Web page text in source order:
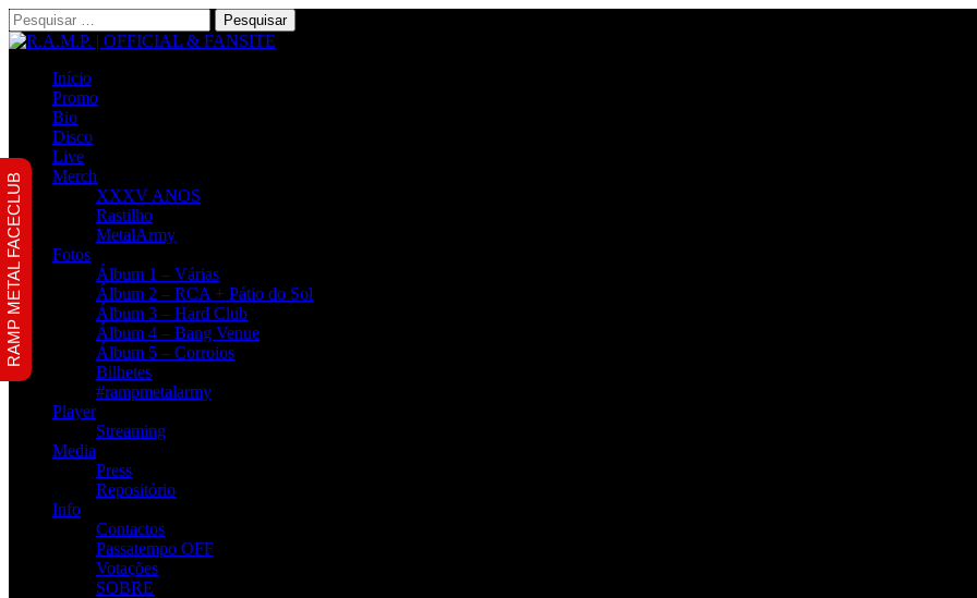
Pesquisar
por:
Início
Promo
Bio
Disco
Live
Merch
XXXV ANOS
Rastilho
MetalArmy
Fotos
Álbum 1 – Várias
Álbum 2 – RCA + Pátio do Sol
Álbum 3 – Hard Club
Álbum 4 – Bang Venue
Álbum 5 – Corroios
Bilhetes
#rampmetalarmy
Player
Streaming
Media
Press
Repositório
Info
Contactos
Passatempo OFF
Votações
SOBRE
RAMP METAL FACECLUB